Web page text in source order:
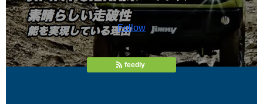
Follow
feedly